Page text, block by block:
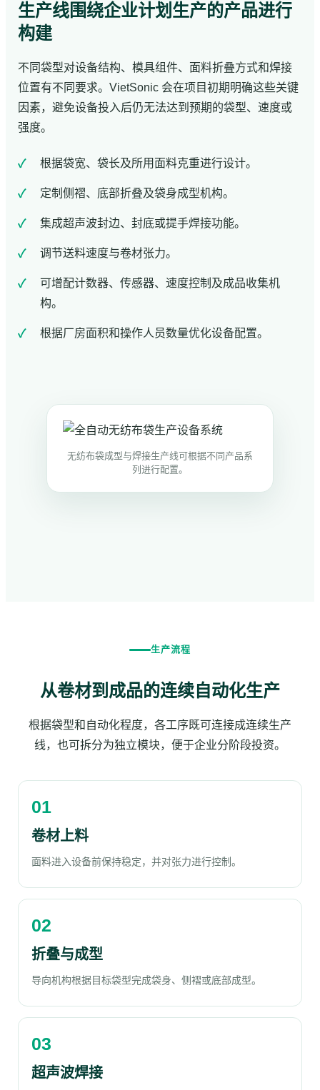
生产线围绕企业计划生产的产品进行
构建
不同袋型对设备结构、模具组件、面料折叠方式和焊接
位置有不同要求。VietSonic 会在项目初期明确这些关键
因素，避免设备投入后仍无法达到预期的袋型、速度或
强度。
根据袋宽、袋长及所用面料克重进行设计。
定制侧褶、底部折叠及袋身成型机构。
集成超声波封边、封底或提手焊接功能。
调节送料速度与卷材张力。
可增配计数器、传感器、速度控制及成品收集机
构。
根据厂房面积和操作人员数量优化设备配置。
无纺布袋成型与焊接生产线可根据不同产品系
列进行配置。
生产流程
从卷材到成品的连续自动化生产
根据袋型和自动化程度，各工序既可连接成连续生产
线，也可拆分为独立模块，便于企业分阶段投资。
卷材上料
面料进入设备前保持稳定，并对张力进行控制。
折叠与成型
导向机构根据目标袋型完成袋身、侧褶或底部成型。
超声波焊接